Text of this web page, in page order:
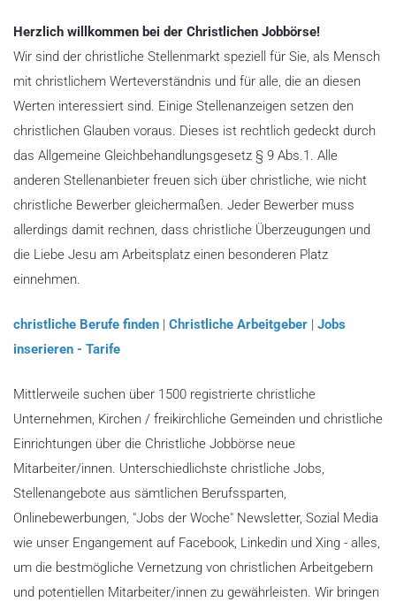
Herzlich willkommen bei der Christlichen Jobbörse!
Wir sind der christliche Stellenmarkt speziell für Sie, als Mensch
mit christlichem Werteverständnis und für alle, die an diesen
Werten interessiert sind. Einige Stellenanzeigen setzen den
christlichen Glauben voraus. Dieses ist rechtlich gedeckt durch
das Allgemeine Gleichbehandlungsgesetz § 9 Abs.1. Alle
anderen Stellenanbieter freuen sich über christliche, wie nicht
christliche Bewerber gleichermaßen. Jeder Bewerber muss
allerdings damit rechnen, dass christliche Überzeugungen und
die Liebe Jesu am Arbeitsplatz einen besonderen Platz
einnehmen.
christliche Berufe finden | Christliche Arbeitgeber | Jobs
inserieren - Tarife
Mittlerweile suchen über 1500 registrierte christliche
Unternehmen, Kirchen / freikirchliche Gemeinden und christliche
Einrichtungen über die Christliche Jobbörse neue
Mitarbeiter/innen. Unterschiedlichste christliche Jobs,
Stellenangebote aus sämtlichen Berufssparten,
Onlinebewerbungen, "Jobs der Woche" Newsletter, Sozial Media
wie unser Engangement auf Facebook, Linkedin und Xing - alles,
um die bestmögliche Vernetzung von christlichen Arbeitgebern
und potentiellen Mitarbeiter/innen zu gewährleisten. Wir bringen